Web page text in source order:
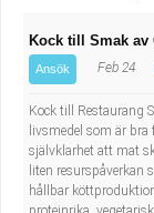
Kock till Smak
Ansök Feb 24
Kock till Restaurang
livsmedel som är
självklarhet att mat
liten resurspåverkan
hållbar